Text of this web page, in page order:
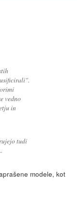
vedno
in
tudi
modele, kot